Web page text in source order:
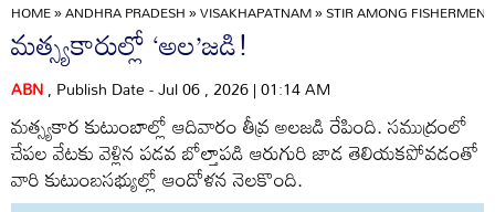
HOME»ANDHRA PRADESH»VISAKHAPATNAM»STIR AMONG FISHERMEN!
మత్స్యకారుల్లో ‘అల’జడి!
ABN, Publish Date - Jul 06 , 2026 | 01:14 AM
మత్స్యకార కుటుంబాల్లో ఆదివారం తీవ్ర అలజడి రేపింది. సముద్రంలో
చేపల వేటకు వెళ్లిన పడవ బోల్తాపడి ఆరుగురి జాడ తెలియకపోవడంతో
వారి కుటుంబసభ్యుల్లో ఆందోళన నెలకొంది.